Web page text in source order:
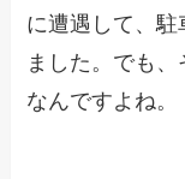
に遭遇して、駐
ました。でも
なんですよね。